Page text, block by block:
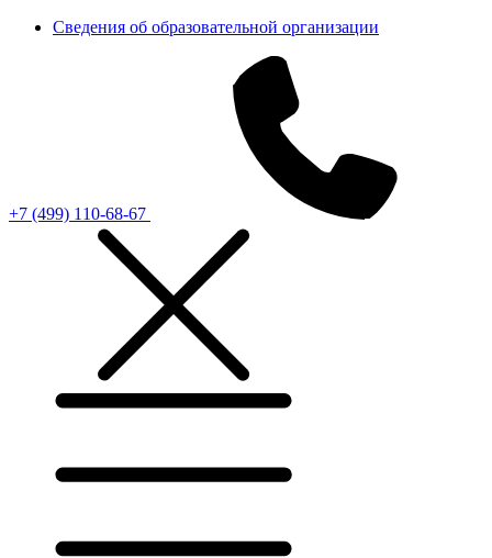
Сведения об образовательной организации
+7 (499) 110-68-67